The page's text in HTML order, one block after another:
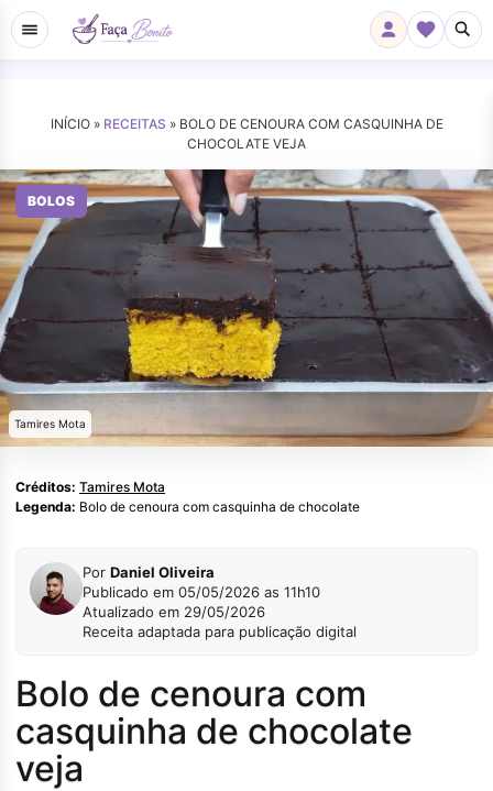
INÍCIO » RECEITAS » BOLO DE CENOURA COM CASQUINHA DE
CHOCOLATE VEJA
BOLOS
Tamires Mota
Créditos: Tamires Mota
Legenda: Bolo de cenoura com casquinha de chocolate
Por Daniel Oliveira
Publicado em 05/05/2026 as 11h10
Atualizado em 29/05/2026
Receita adaptada para publicação digital
Bolo de cenoura com
casquinha de chocolate
veja